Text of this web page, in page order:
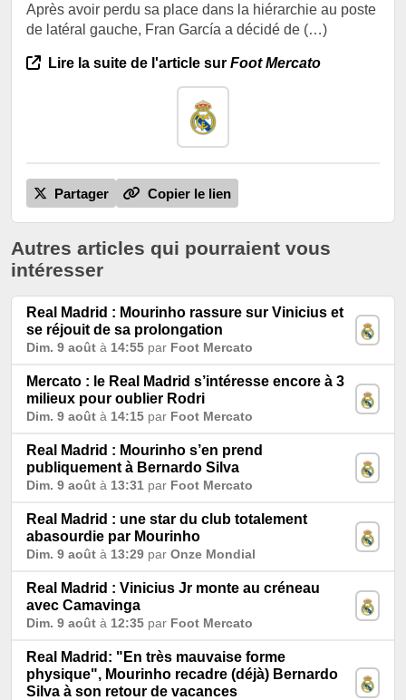
Après avoir perdu sa place dans la hiérarchie au poste
de latéral gauche, Fran García a décidé de (…)
Lire la suite de l'article sur Foot Mercato
Partager Copier le lien
Autres articles qui pourraient vous
intéresser
Real Madrid : Mourinho rassure sur Vinicius et
se réjouit de sa prolongation
Dim. 9 août à 14:55 par Foot Mercato
Mercato : le Real Madrid s’intéresse encore à 3
milieux pour oublier Rodri
Dim. 9 août à 14:15 par Foot Mercato
Real Madrid : Mourinho s’en prend
publiquement à Bernardo Silva
Dim. 9 août à 13:31 par Foot Mercato
Real Madrid : une star du club totalement
abasourdie par Mourinho
Dim. 9 août à 13:29 par Onze Mondial
Real Madrid : Vinicius Jr monte au créneau
avec Camavinga
Dim. 9 août à 12:35 par Foot Mercato
Real Madrid: "En très mauvaise forme
physique", Mourinho recadre (déjà) Bernardo
Silva à son retour de vacances